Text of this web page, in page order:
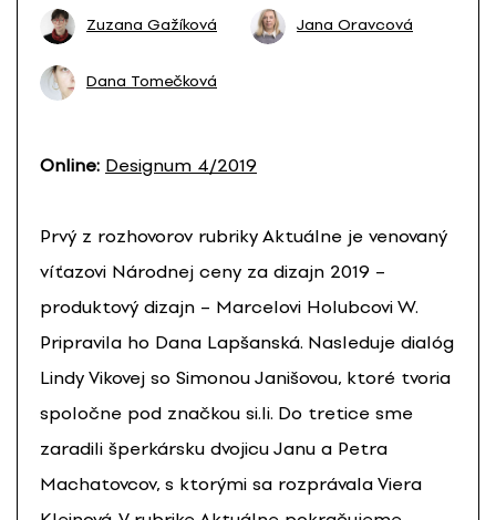
Zuzana Gažíková Jana Oravcová
Dana Tomečková
Online: Designum 4/2019
Prvý z rozhovorov rubriky Aktuálne je venovaný
víťazovi Národnej ceny za dizajn 2019 –
produktový dizajn – Marcelovi Holubcovi W.
Pripravila ho Dana Lapšanská. Nasleduje dialóg
Lindy Vikovej so Simonou Janišovou, ktoré tvoria
spoločne pod značkou si.li. Do tretice sme
zaradili šperkársku dvojicu Janu a Petra
Machatovcov, s ktorými sa rozprávala Viera